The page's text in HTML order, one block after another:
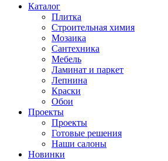
Каталог
Плитка
Строительная химия
Мозаика
Сантехника
Мебель
Ламинат и паркет
Лепнина
Краски
Обои
Проекты
Проекты
Готовые решения
Наши салоны
Новинки